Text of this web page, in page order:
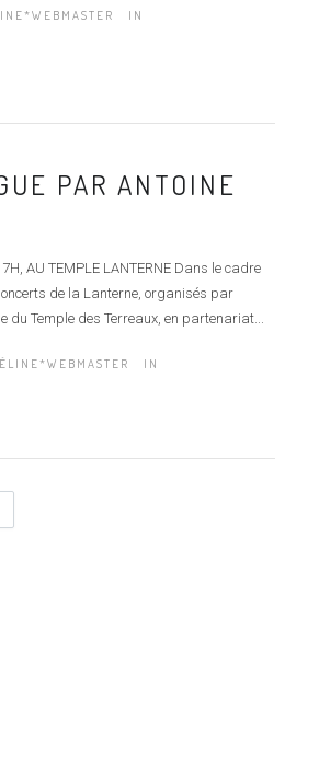
IN
PAR ANTOINE
AU TEMPLE LANTERNE Dans le cadre
de la Lanterne, organisés par
du Temple des Terreaux, en partenariat...
IN